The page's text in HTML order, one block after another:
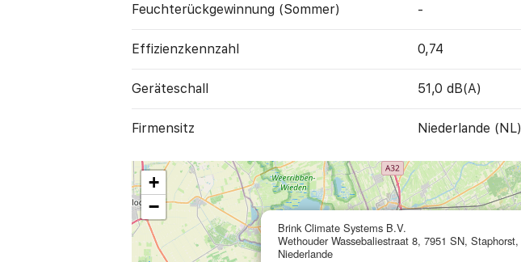
Feuchte­rück­gewinnung (Sommer) -
Effizienzkennzahl 0,74
Geräte­schall 51,0 dB(A)
Firmensitz Niederlande (NL)
Brink Climate Systems B.V.
Wethouder Wassebaliestraat 8, 7951 SN, Staphorst,
Niederlande
+
−